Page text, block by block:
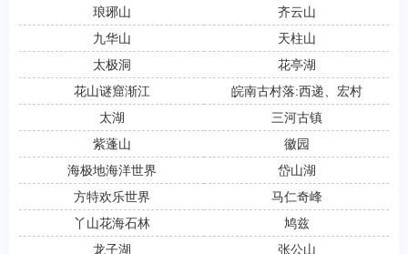
琅琊山
齐云山
九华山
天柱山
太极洞
花亭湖
花山谜窟渐江
皖南古村落:西递、宏村
太湖
三河古镇
紫蓬山
徽园
海极地海洋世界
岱山湖
方特欢乐世界
马仁奇峰
丫山花海石林
鸠兹
龙子湖
张公山